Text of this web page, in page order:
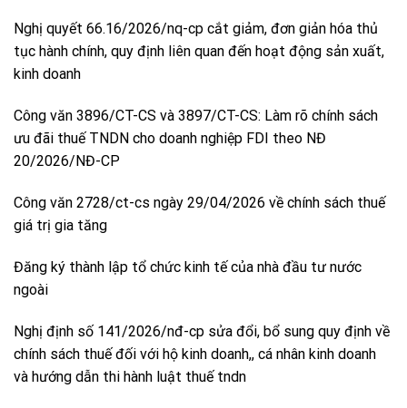
Nghị quyết 66.16/2026/nq-cp cắt giảm, đơn giản hóa thủ
tục hành chính, quy định liên quan đến hoạt động sản xuất,
kinh doanh
Công văn 3896/CT-CS và 3897/CT-CS: Làm rõ chính sách
ưu đãi thuế TNDN cho doanh nghiệp FDI theo NĐ
20/2026/NĐ-CP
Công văn 2728/ct-cs ngày 29/04/2026 về chính sách thuế
giá trị gia tăng
Đăng ký thành lập tổ chức kinh tế của nhà đầu tư nước
ngoài
Nghị định số 141/2026/nđ-cp sửa đổi, bổ sung quy định về
chính sách thuế đối với hộ kinh doanh,, cá nhân kinh doanh
và hướng dẫn thi hành luật thuế tndn